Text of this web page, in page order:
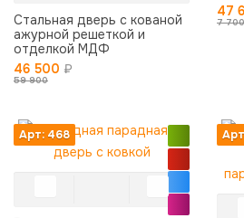
Стальная дверь с кованой
ажурной решеткой и
отделкой МДФ
46 500 ₽
59 900
47
7 700
Арт: 468